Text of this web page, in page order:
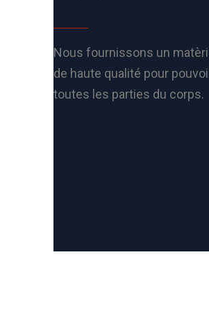
Nous fournissons un
de haute qualité pour
toutes les parties du corps.